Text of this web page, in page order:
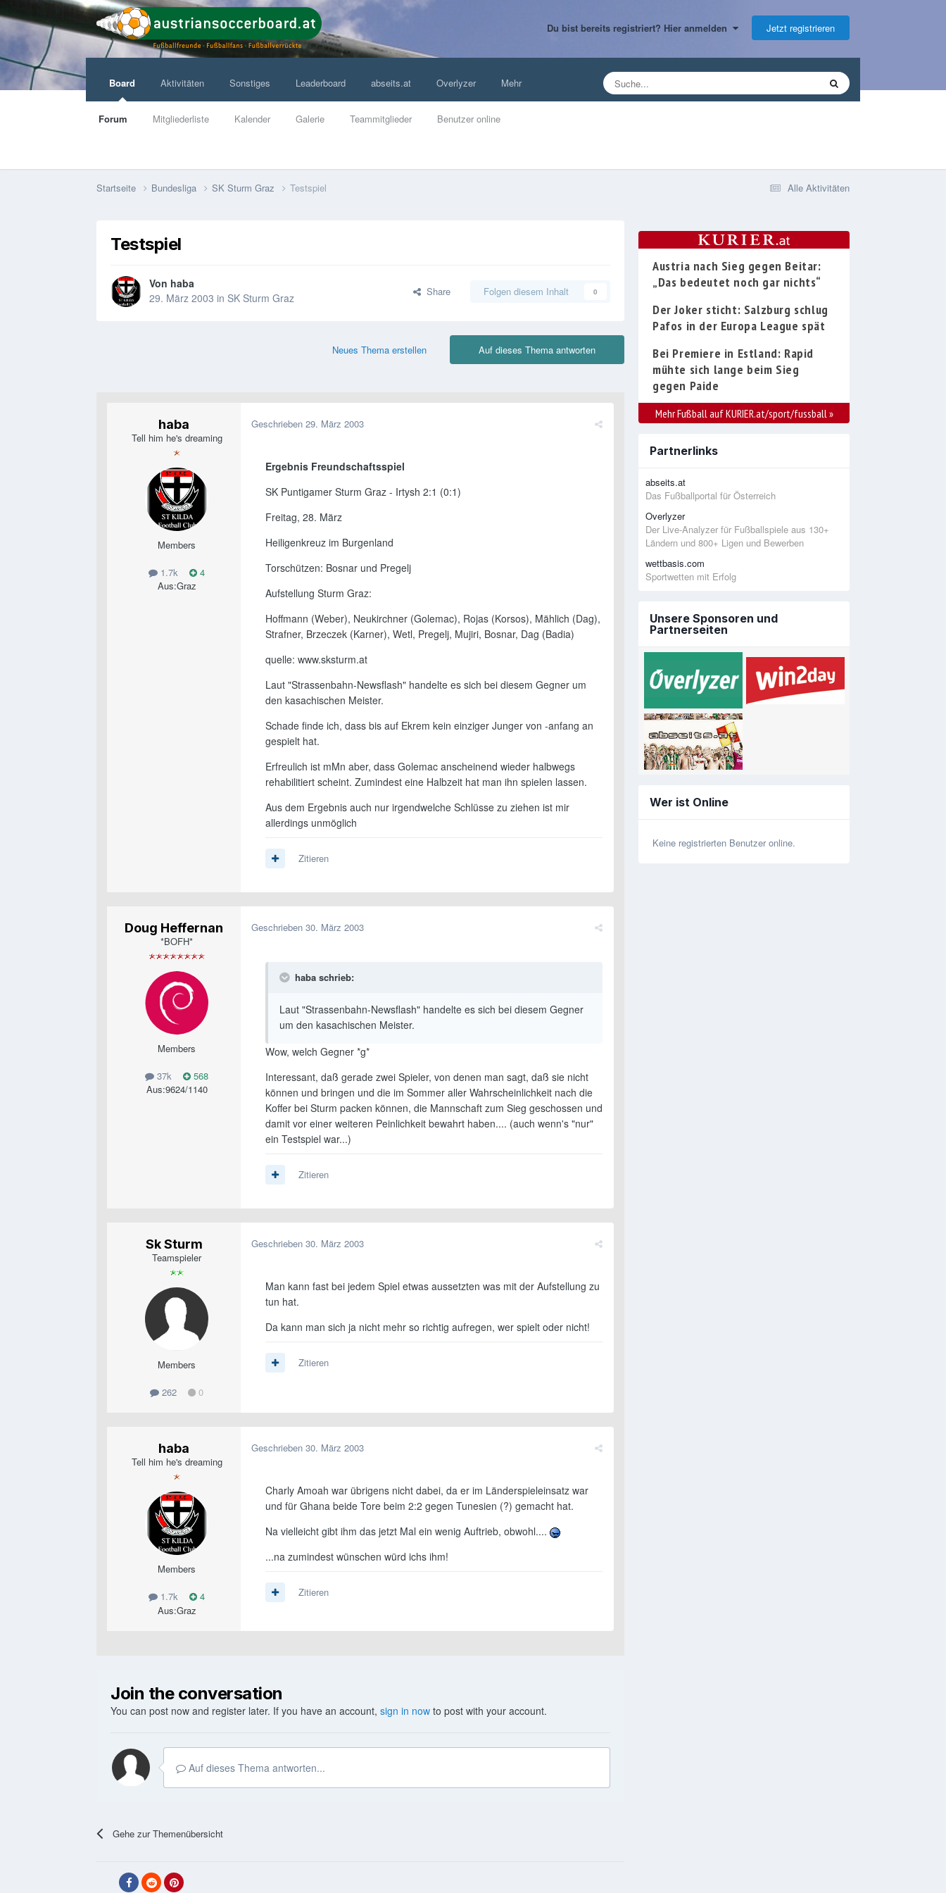
Du bist bereits registriert? Hier anmelden Jetzt registrieren
Board
Forum Mitgliederliste Kalender Galerie Teammitglieder Benutzer online
Aktivitäten Sonstiges Leaderboard abseits.at Overlyzer Mehr
Alle Aktivitäten
Startseite Bundesliga SK Sturm Graz Testspiel
Testspiel
Von haba
29. März 2003 in SK Sturm Graz Share Folgen diesem Inhalt 0
Auf dieses Thema antworten
Neues Thema erstellen
haba
Tell him he's dreaming
Members
1.7k
4
Aus:Graz
Geschrieben 29. März 2003
Ergebnis Freundschaftsspiel
SK Puntigamer Sturm Graz - Irtysh 2:1 (0:1)
Freitag, 28. März
Heiligenkreuz im Burgenland
Torschützen: Bosnar und Pregelj
Aufstellung Sturm Graz:
Hoffmann (Weber), Neukirchner (Golemac), Rojas (Korsos), Mählich (Dag),
Strafner, Brzeczek (Karner), Wetl, Pregelj, Mujiri, Bosnar, Dag (Badia)
quelle: www.sksturm.at
Laut "Strassenbahn-Newsflash" handelte es sich bei diesem Gegner um
den kasachischen Meister.
Schade finde ich, dass bis auf Ekrem kein einziger Junger von -anfang an
gespielt hat.
Erfreulich ist mMn aber, dass Golemac anscheinend wieder halbwegs
rehabilitiert scheint. Zumindest eine Halbzeit hat man ihn spielen lassen.
Aus dem Ergebnis auch nur irgendwelche Schlüsse zu ziehen ist mir
allerdings unmöglich
Zitieren
Doug Heffernan
*BOFH*
Members
37k
568
Aus:9624/1140
Geschrieben 30. März 2003
haba schrieb:
Laut "Strassenbahn-Newsflash" handelte es sich bei diesem Gegner
um den kasachischen Meister.
Wow, welch Gegner *g*
Interessant, daß gerade zwei Spieler, von denen man sagt, daß sie nicht
können und bringen und die im Sommer aller Wahrscheinlichkeit nach die
Koffer bei Sturm packen können, die Mannschaft zum Sieg geschossen und
damit vor einer weiteren Peinlichkeit bewahrt haben.... (auch wenn's "nur"
ein Testspiel war...)
Zitieren
Sk Sturm
Teamspieler
Members
262 0
Geschrieben 30. März 2003
Man kann fast bei jedem Spiel etwas aussetzten was mit der Aufstellung zu
tun hat.
Da kann man sich ja nicht mehr so richtig aufregen, wer spielt oder nicht!
Zitieren
haba
Tell him he's dreaming
Members
1.7k
4
Aus:Graz
Geschrieben 30. März 2003
Charly Amoah war übrigens nicht dabei, da er im Länderspieleinsatz war
und für Ghana beide Tore beim 2:2 gegen Tunesien (?) gemacht hat.
Na vielleicht gibt ihm das jetzt Mal ein wenig Auftrieb, obwohl....
...na zumindest wünschen würd ichs ihm!
Zitieren
Join the conversation
You can post now and register later. If you have an account, sign in now to post with your account.
Auf dieses Thema antworten...
Gehe zur Themenübersicht
Austria nach Sieg gegen Beitar:
„Das bedeutet noch gar nichts“
Der Joker sticht: Salzburg schlug
Pafos in der Europa League spät
Bei Premiere in Estland: Rapid
mühte sich lange beim Sieg
gegen Paide
Mehr Fußball auf KURIER.at/sport/fussball »
Partnerlinks
abseits.at
Das Fußballportal für Österreich
Overlyzer
Der Live-Analyzer für Fußballspiele aus 130+
Ländern und 800+ Ligen und Bewerben
wettbasis.com
Sportwetten mit Erfolg
Unsere Sponsoren und
Partnerseiten
Wer ist Online
Keine registrierten Benutzer online.